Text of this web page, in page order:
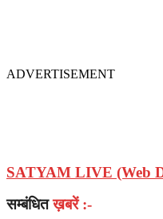
ADVERTISEMENT
SATYAM LIVE (Web
सम्बंधितख़बरें :-